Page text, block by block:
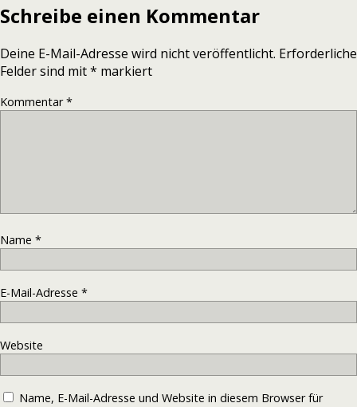
Schreibe einen Kommentar
Deine E-Mail-Adresse wird nicht veröffentlicht. Erforderliche
Felder sind mit* markiert
Kommentar*
Name *
E-Mail-Adresse *
Website
Name, E-Mail-Adresse und Website in diesem Browser für